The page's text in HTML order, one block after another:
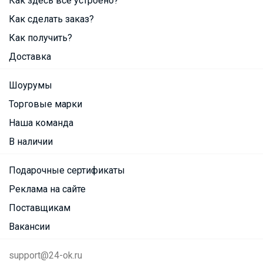
Как сделать заказ?
Как получить?
Доставка
Шоурумы
Торговые марки
Наша команда
В наличии
Подарочные сертификаты
Реклама на сайте
Поставщикам
Вакансии
support@24-ok.ru